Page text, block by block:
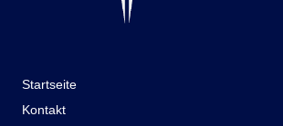
Startseite
Kontakt